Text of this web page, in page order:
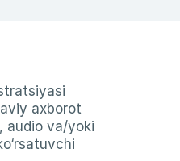
axborot
audio va/yoki